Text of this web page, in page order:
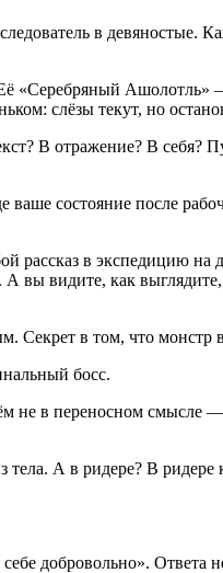
в девяностые.
«Серебряный Ашолотль»
слёзы текут, но
В отражение? В себя?
ваше состояние после
рассказ в экспедицию на
вы видите, как
Секрет в том, что
босс.
не в переносном смысле
А в ридере? В ридере
добровольно». Ответа